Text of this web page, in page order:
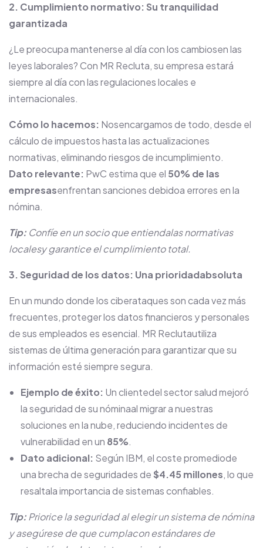
2. Cumplimiento normativo: Su tranquilidad
garantizada
¿Le preocupa mantenerse al día con los cambiosen las
leyes laborales? Con MR Recluta, su empresa estará
siempre al día con las regulaciones locales e
internacionales.
Cómo lo hacemos: Nosencargamos de todo, desde el
cálculo de impuestos hasta las actualizaciones
normativas, eliminando riesgos de incumplimiento.
Dato relevante: PwC estima que el 50% de las
empresasenfrentan sanciones debidoa errores en la
nómina.
Tip: Confíe en un socio que entiendalas normativas
localesy garantice el cumplimiento total.
3. Seguridad de los datos: Una prioridadabsoluta
En un mundo donde los ciberataques son cada vez más
frecuentes, proteger los datos financieros y personales
de sus empleados es esencial. MR Reclutautiliza
sistemas de última generación para garantizar que su
información esté siempre segura.
Ejemplo de éxito: Un clientedel sector salud mejoró
la seguridad de su nóminaal migrar a nuestras
soluciones en la nube, reduciendo incidentes de
vulnerabilidad en un 85%.
Dato adicional: Según IBM, el coste promediode
una brecha de seguridades de $4.45 millones, lo que
resaltala importancia de sistemas confiables.
Tip:Priorice la seguridad al elegir un sistema de nómina
y asegúrese de que cumplacon estándares de